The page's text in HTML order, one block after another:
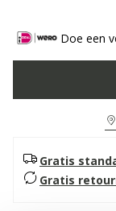
Doe een
Gratis
Gratis